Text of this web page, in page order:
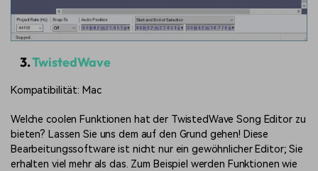
3.TwistedWave
Kompatibilität: Mac
Welche coolen Funktionen hat der TwistedWave Song Editor zu
bieten? Lassen Sie uns dem auf den Grund gehen! Diese
Bearbeitungssoftware ist nicht nur ein gewöhnlicher Editor; Sie
erhalten viel mehr als das. Zum Beispiel werden Funktionen wie